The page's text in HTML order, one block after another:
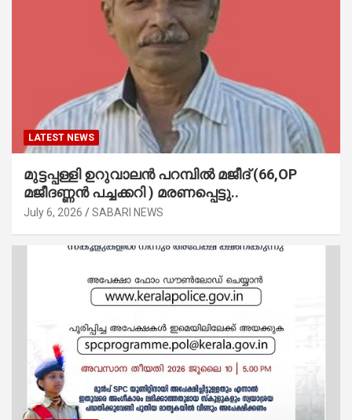
LATEST NEWS
മുട്ടപ്പള്ളി ഉറുവാലൻ പറമ്പിൽ മജീദ് (66,OP
മജീദണ്ണൻ പച്ചക്കറി ) മരണപ്പെട്ടു..
July 6, 2026 SABARI NEWS